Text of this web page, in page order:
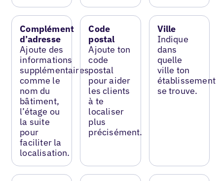
Complément
d’adresse
Ajoute des
informations
supplémentaires
comme le
nom du
bâtiment,
l’étage ou
la suite
pour
faciliter la
localisation.
Code
postal
Ajoute ton
code
postal
pour aider
les clients
à te
localiser
plus
précisément.
Ville
Indique
dans
quelle
ville ton
établissement
se trouve.